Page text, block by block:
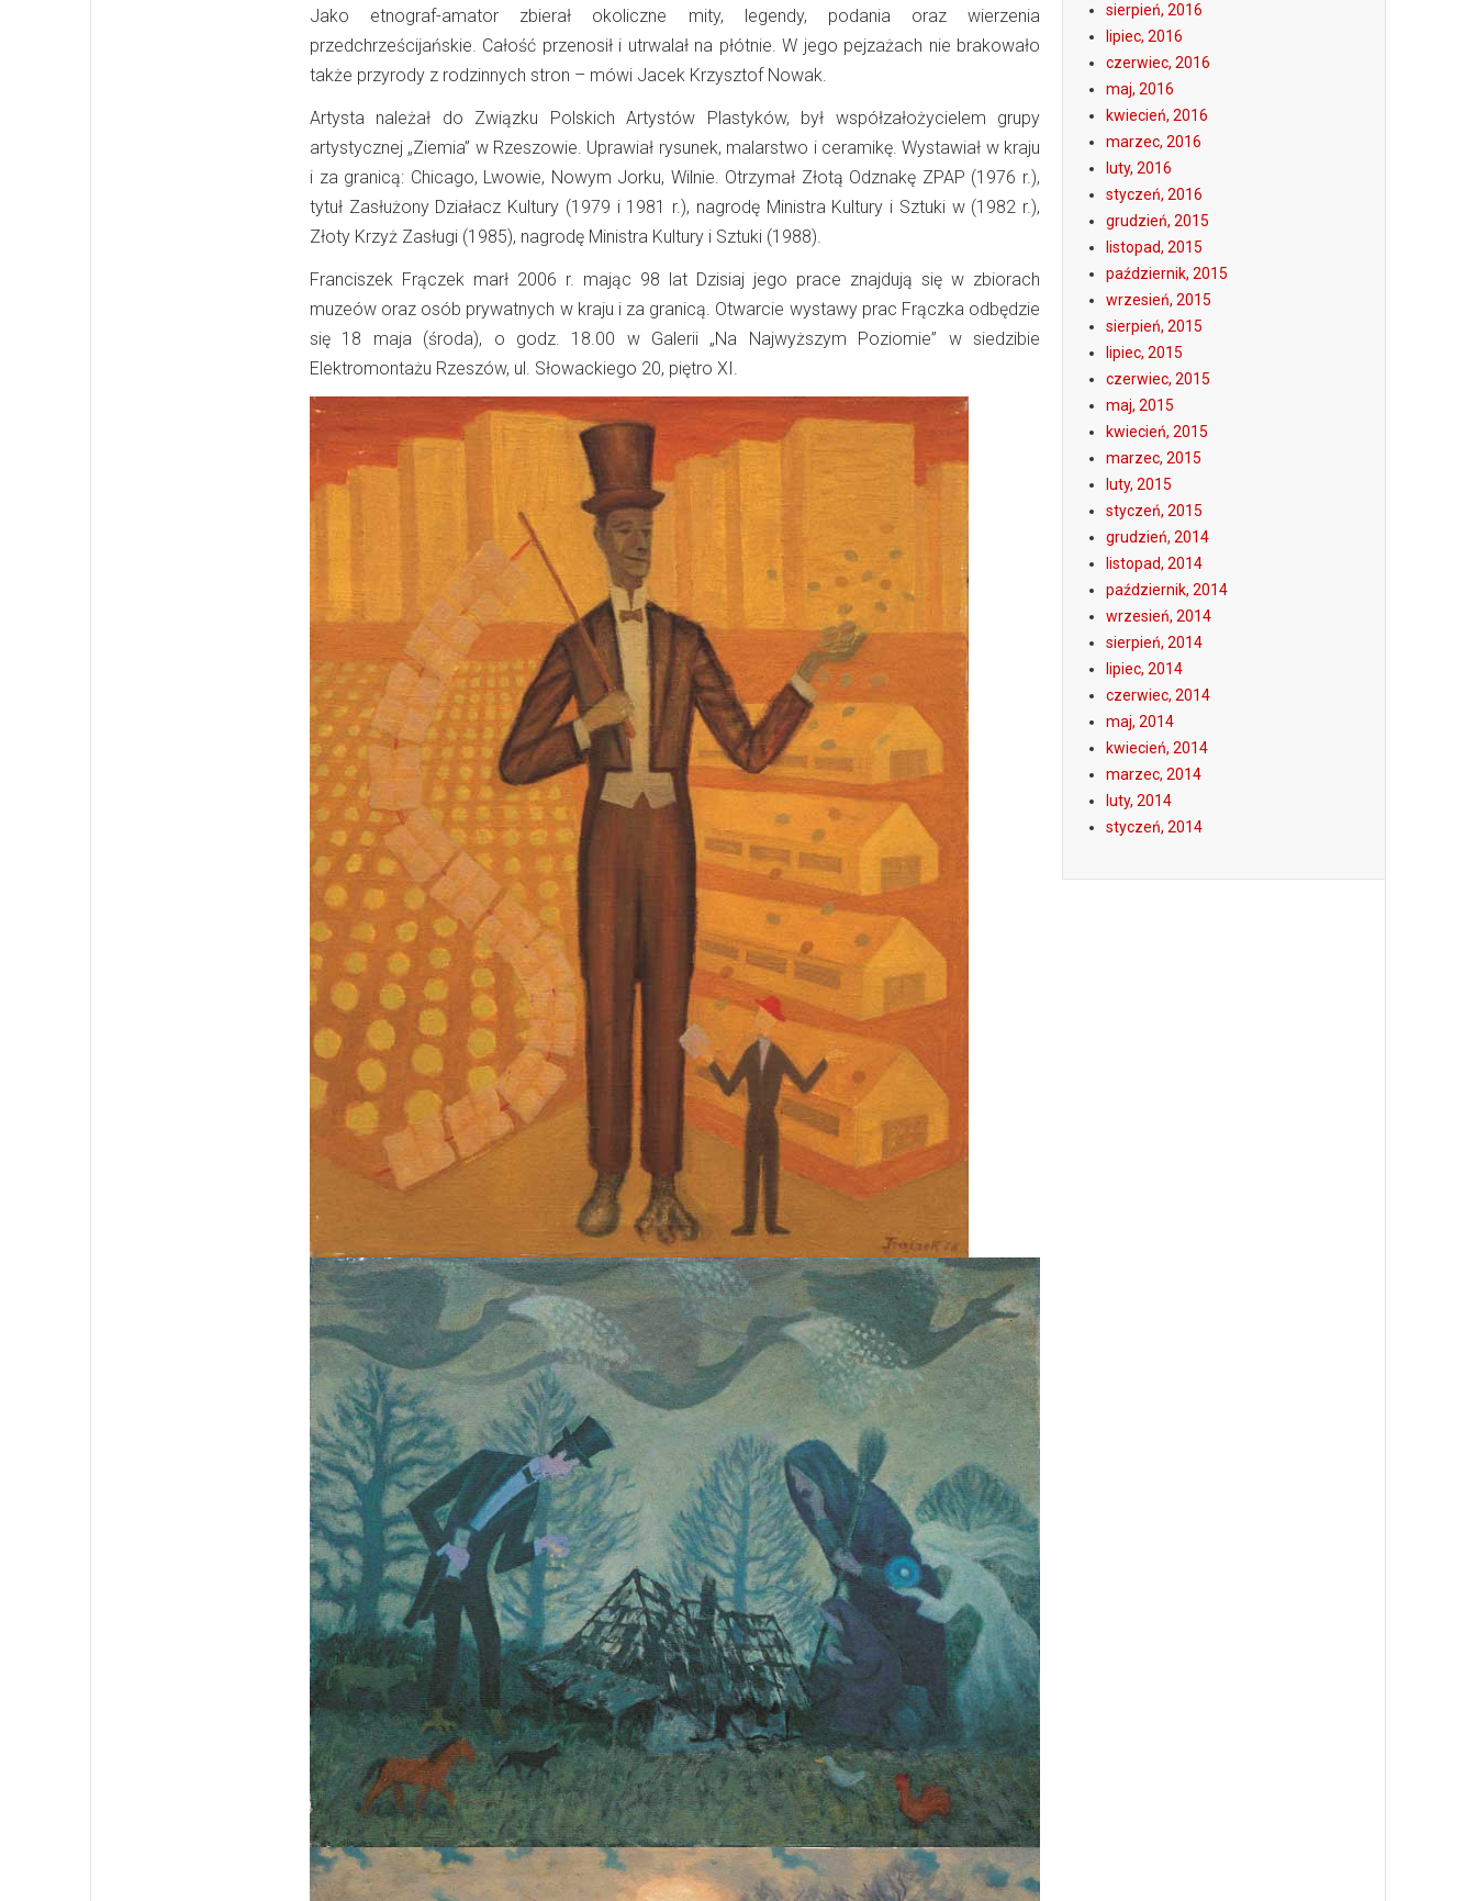
Jako etnograf-amator zbierał okoliczne mity, legendy, podania oraz wierzenia
przedchrześcijańskie. Całość przenosił i utrwalał na płótnie. W jego pejzażach nie brakowało
także przyrody z rodzinnych stron – mówi Jacek Krzysztof Nowak.
Artysta należał do Związku Polskich Artystów Plastyków, był współzałożycielem grupy
artystycznej „Ziemia” w Rzeszowie. Uprawiał rysunek, malarstwo i ceramikę. Wystawiał w kraju
i za granicą: Chicago, Lwowie, Nowym Jorku, Wilnie. Otrzymał Złotą Odznakę ZPAP (1976 r.),
tytuł Zasłużony Działacz Kultury (1979 i 1981 r.), nagrodę Ministra Kultury i Sztuki w (1982 r.),
Złoty Krzyż Zasługi (1985), nagrodę Ministra Kultury i Sztuki (1988).
Franciszek Frączek marł 2006 r. mając 98 lat Dzisiaj jego prace znajdują się w zbiorach
muzeów oraz osób prywatnych w kraju i za granicą. Otwarcie wystawy prac Frączka odbędzie
się 18 maja (środa), o godz. 18.00 w Galerii „Na Najwyższym Poziomie” w siedzibie
Elektromontażu Rzeszów, ul. Słowackiego 20, piętro XI.
sierpień, 2016
lipiec, 2016
czerwiec, 2016
maj, 2016
kwiecień, 2016
marzec, 2016
luty, 2016
styczeń, 2016
grudzień, 2015
listopad, 2015
październik, 2015
wrzesień, 2015
sierpień, 2015
lipiec, 2015
czerwiec, 2015
maj, 2015
kwiecień, 2015
marzec, 2015
luty, 2015
styczeń, 2015
grudzień, 2014
listopad, 2014
październik, 2014
wrzesień, 2014
sierpień, 2014
lipiec, 2014
czerwiec, 2014
maj, 2014
kwiecień, 2014
marzec, 2014
luty, 2014
styczeń, 2014